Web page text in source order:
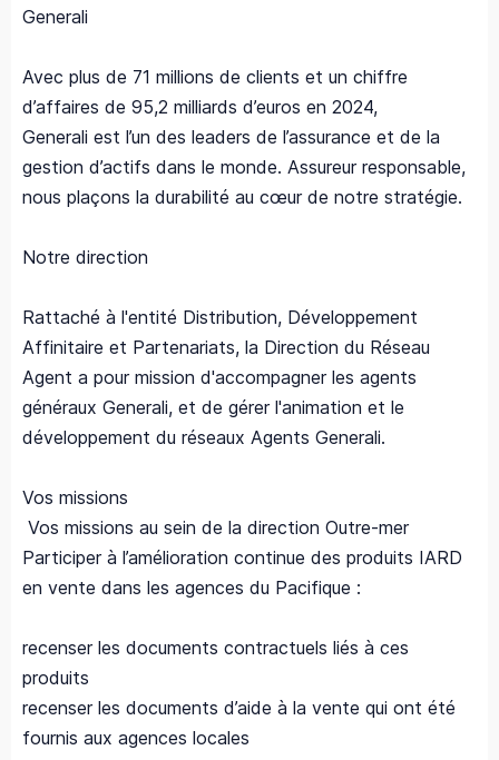
Generali
Avec plus de 71 millions de clients et un chiffre
d’affaires de 95,2 milliards d’euros en 2024,
Generali est l’un des leaders de l’assurance et de la
gestion d’actifs dans le monde. Assureur responsable,
nous plaçons la durabilité au cœur de notre stratégie.
Notre direction
Rattaché à l'entité Distribution, Développement
Affinitaire et Partenariats, la Direction du Réseau
Agent a pour mission d'accompagner les agents
généraux Generali, et de gérer l'animation et le
développement du réseaux Agents Generali.
Vos missions
Vos missions au sein de la direction Outre-mer
Participer à l’amélioration continue des produits IARD
en vente dans les agences du Pacifique :
recenser les documents contractuels liés à ces
produits
recenser les documents d’aide à la vente qui ont été
fournis aux agences locales